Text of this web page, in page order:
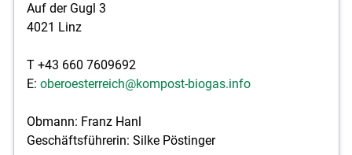
Auf der Gugl 3
4021 Linz
T +43 660 7609692
E: oberoesterreich@kompost-biogas.info
Obmann: Franz Hanl
Geschäftsführerin: Silke Pöstinger